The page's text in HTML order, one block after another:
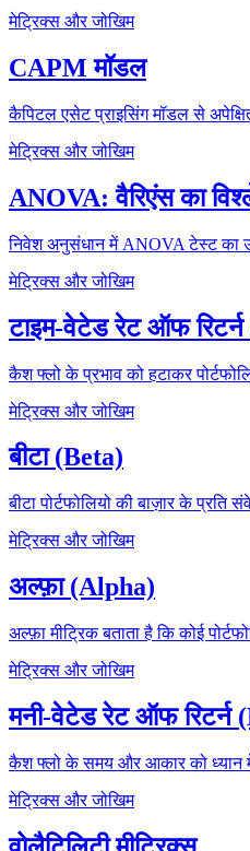
मेट्रिक्स और जोखिम
CAPM मॉडल
कैपिटल एसेट प्राइसिंग मॉडल से
मेट्रिक्स और जोखिम
ANOVA: वैरिएंस का
निवेश अनुसंधान में ANOVA टेस्ट का
मेट्रिक्स और जोखिम
टाइम-वेटेड रेट ऑफ
कैश फ्लो के प्रभाव को हटाकर
मेट्रिक्स और जोखिम
बीटा (Beta)
बीटा पोर्टफोलियो की बाज़ार के
मेट्रिक्स और जोखिम
अल्फ़ा (Alpha)
अल्फ़ा मीट्रिक बताता है कि कोई
मेट्रिक्स और जोखिम
मनी-वेटेड रेट ऑफ रिटर्न
कैश फ्लो के समय और आकार को ध्यान
मेट्रिक्स और जोखिम